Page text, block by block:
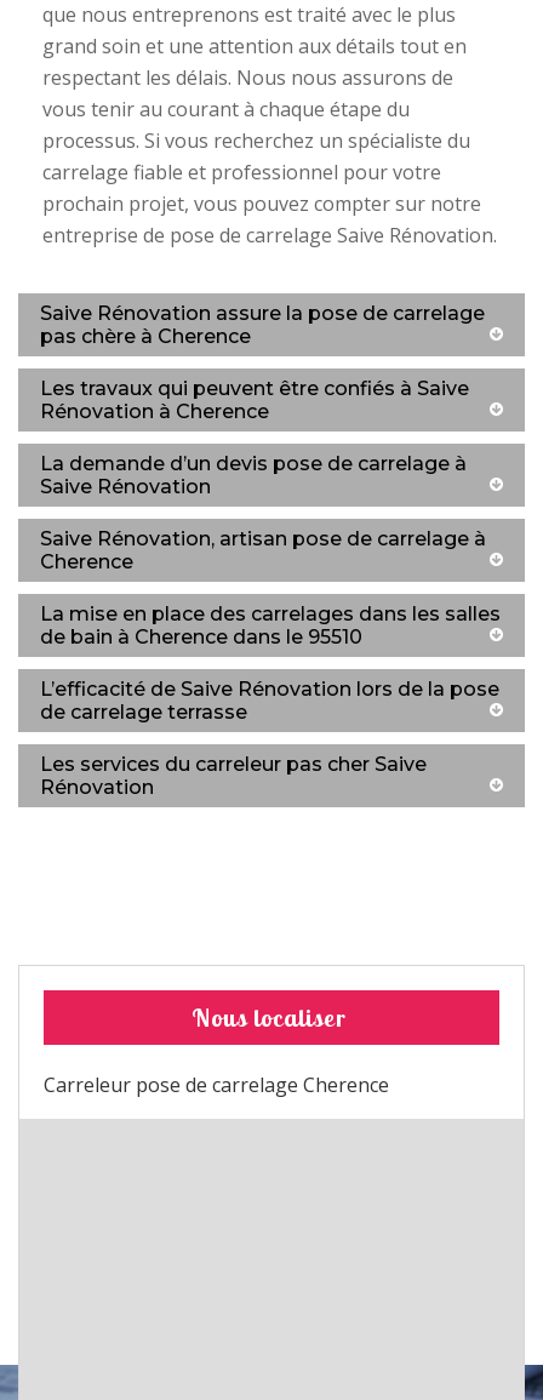
que nous entreprenons est traité avec le plus
grand soin et une attention aux détails tout en
respectant les délais. Nous nous assurons de
vous tenir au courant à chaque étape du
processus. Si vous recherchez un spécialiste du
carrelage fiable et professionnel pour votre
prochain projet, vous pouvez compter sur notre
entreprise de pose de carrelage Saive Rénovation.
Saive Rénovation assure la pose de carrelage
pas chère à Cherence
Les travaux qui peuvent être confiés à Saive
Rénovation à Cherence
La demande d’un devis pose de carrelage à
Saive Rénovation
Saive Rénovation, artisan pose de carrelage à
Cherence
La mise en place des carrelages dans les salles
de bain à Cherence dans le 95510
L’efficacité de Saive Rénovation lors de la pose
de carrelage terrasse
Les services du carreleur pas cher Saive
Rénovation
Nous localiser
Carreleur pose de carrelage Cherence